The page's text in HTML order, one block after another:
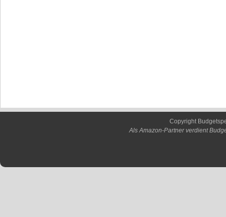
Copyright
Als Amazon-Partner verdient